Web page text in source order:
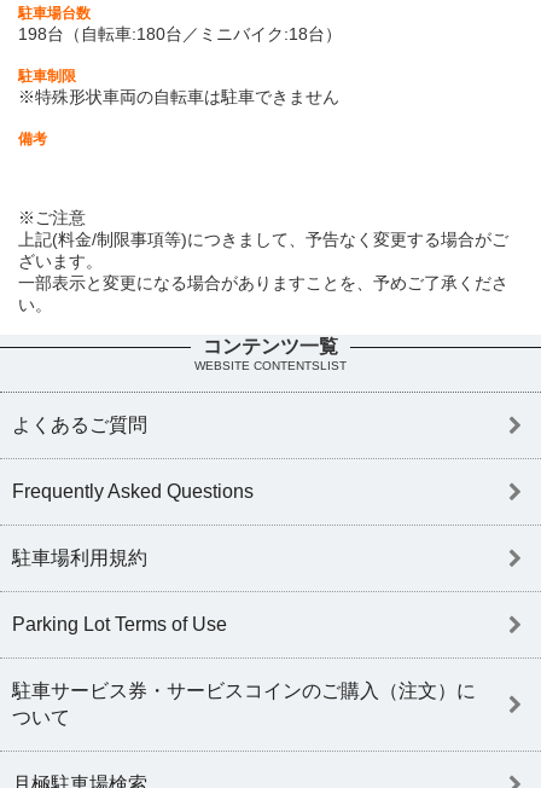
駐車場台数
198台（自転車:180台／ミニバイク:18台）
駐車制限
※特殊形状車両の自転車は駐車できません
備考
※ご注意
上記(料金/制限事項等)につきまして、予告なく変更する場合がご
ざいます。
一部表示と変更になる場合がありますことを、予めご了承くださ
い。
コンテンツ一覧
WEBSITE CONTENTSLIST
よくあるご質問
Frequently Asked Questions
駐車場利用規約
Parking Lot Terms of Use
駐車サービス券・サービスコインのご購入（注文）に
ついて